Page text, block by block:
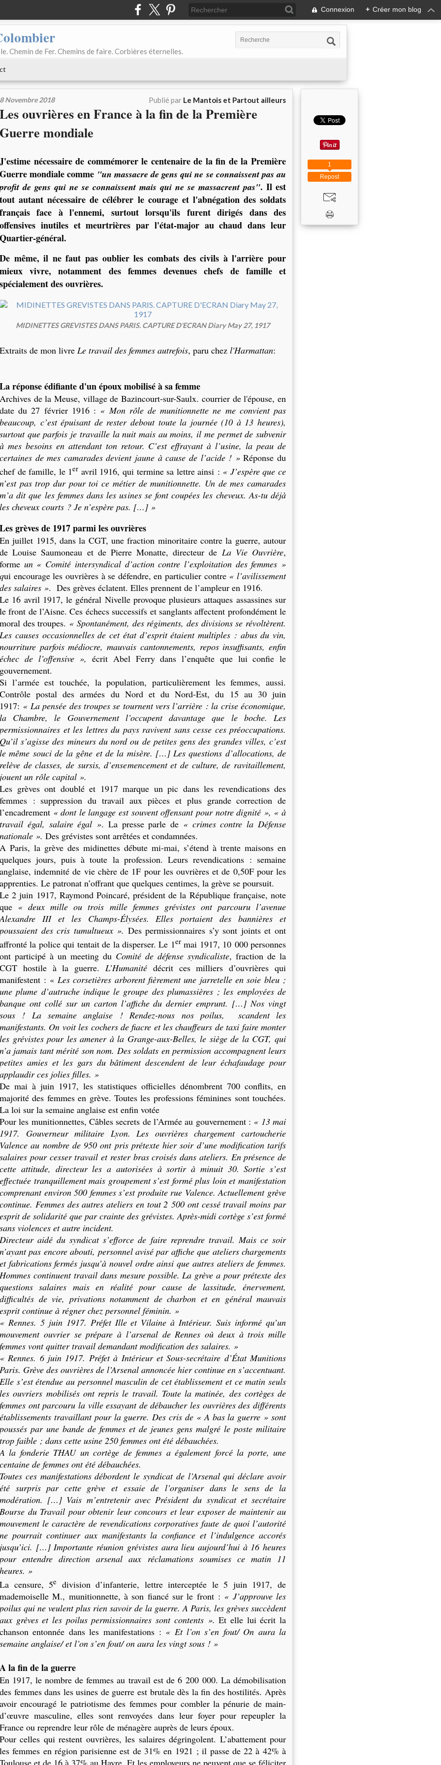
Connexion + Créer mon blog
Chemin de Fer. Chemins de faire. Corbières éternelles.
8 Novembre 2018 Publié par Le Mantois et Partout ailleurs
Les ouvrières en France à la fin de la Première
Guerre mondiale
J'estime nécessaire de commémorer le centenaire de la fin de la Première
Guerre mondiale comme "un massacre de gens qui ne se connaissent pas au
profit de gens qui ne se connaissent mais qui ne se massacrent pas". Il est
tout autant nécessaire de célébrer le courage et l'abnégation des soldats
français face à l'ennemi, surtout lorsqu'ils furent dirigés dans des
offensives inutiles et meurtrières par l'état-major au chaud dans leur
Quartier-général.
De même, il ne faut pas oublier les combats des civils à l'arrière pour
mieux vivre, notamment des femmes devenues chefs de famille et
spécialement des ouvrières.
MIDINETTES GREVISTES DANS PARIS. CAPTURE D'ECRAN Diary May 27, 1917
Extraits de mon livre Le travail des femmes autrefois, paru chez l'Harmattan:
La réponse édifiante d'un époux mobilisé à sa femme
Archives de la Meuse, village de Bazincourt-sur-Saulx. courrier de l'épouse, en
date du 27 février 1916 : « Mon rôle de munitionnette ne me convient pas
beaucoup, c’est épuisant de rester debout toute la journée (10 à 13 heures),
surtout que parfois je travaille la nuit mais au moins, il me permet de subvenir
à mes besoins en attendant ton retour. C’est effrayant à l’usine, la peau de
certaines de mes camarades devient jaune à cause de l’acide ! »Réponse du
chef de famille, le 1er avril 1916, qui termine sa lettre ainsi : « J’espère que ce
n’est pas trop dur pour toi ce métier de munitionnette. Un de mes camarades
m’a dit que les femmes dans les usines se font coupées les cheveux. As-tu déjà
les cheveux courts ? Je n’espère pas. […] »
Les grèves de 1917 parmi les ouvrières
En juillet 1915, dans la CGT, une fraction minoritaire contre la guerre, autour
de Louise Saumoneau et de Pierre Monatte, directeur de La Vie Ouvrière,
forme un « Comité intersyndical d’action contre l’exploitation des femmes »
qui encourage les ouvrières à se défendre, en particulier contre « l’avilissement
des salaires ». Des grèves éclatent. Elles prennent de l’ampleur en 1916.
Le 16 avril 1917, le général Nivelle provoque plusieurs attaques assassines sur
le front de l’Aisne. Ces échecs successifs et sanglants affectent profondément le
moral des troupes. « Spontanément, des régiments, des divisions se révoltèrent.
Les causes occasionnelles de cet état d’esprit étaient multiples : abus du vin,
nourriture parfois médiocre, mauvais cantonnements, repos insuffisants, enfin
échec de l’offensive », écrit Abel Ferry dans l’enquête que lui confie le
gouvernement.
Si l’armée est touchée, la population, particulièrement les femmes, aussi.
Contrôle postal des armées du Nord et du Nord-Est, du 15 au 30 juin
1917: « La pensée des troupes se tournent vers l’arrière : la crise économique,
la Chambre, le Gouvernement l’occupent davantage que le boche. Les
permissionnaires et les lettres du pays ravivent sans cesse ces préoccupations.
Qu’il s’agisse des mineurs du nord ou de petites gens des grandes villes, c’est
le même souci de la gêne et de la misère. […] Les questions d’allocations, de
relève de classes, de sursis, d’ensemencement et de culture, de ravitaillement,
jouent un rôle capital ».
Les grèves ont doublé et 1917 marque un pic dans les revendications des
femmes : suppression du travail aux pièces et plus grande correction de
l’encadrement « dont le langage est souvent offensant pour notre dignité », « à
travail égal, salaire égal ». La presse parle de « crimes contre la Défense
nationale ». Des grévistes sont arrêtées et condamnées.
A Paris, la grève des midinettes débute mi-mai, s’étend à trente maisons en
quelques jours, puis à toute la profession. Leurs revendications : semaine
anglaise, indemnité de vie chère de 1F pour les ouvrières et de 0,50Fpour les
apprenties. Le patronat n’offrant que quelques centimes, la grève se poursuit.
Le 2 juin 1917, Raymond Poincaré, président de la République française, note
que « deux mille ou trois mille femmes grévistes ont parcouru l’avenue
Alexandre III et les Champs-Élysées. Elles portaient des bannières et
poussaient des cris tumultueux ». Des permissionnaires s’y sont joints et ont
affronté la police qui tentait de la disperser. Le 1ermai 1917, 10 000 personnes
ont participé à un meeting du Comité de défense syndicaliste, fraction de la
CGT hostile à la guerre. L’Humanité décrit ces milliers d’ouvrières qui
manifestent : « Les corsetières arborent fièrement une jarretelle en soie bleu ;
une plume d’autruche indique le groupe des plumassières ; les employées de
banque ont collé sur un carton l’affiche du dernier emprunt. […] Nos vingt
sous ! La semaine anglaise ! Rendez-nous nos poilus, scandent les
manifestants. On voit les cochers de fiacre et les chauffeurs de taxi faire monter
les grévistes pour les amener àla Grange-aux-Belles, le siège de la CGT, qui
n’a jamais tant mérité son nom. Des soldats en permission accompagnent leurs
petites amies et les gars du bâtiment descendent de leur échafaudage pour
applaudir ces jolies filles. »
De mai à juin 1917, les statistiques officielles dénombrent 700 conflits, en
majorité des femmes en grève. Toutes les professions féminines sont touchées.
La loi sur la semaine anglaise est enfin votée
Pour les munitionnettes, Câbles secrets de l’Armée au gouvernement : « 13 mai
1917. Gouverneur militaire Lyon. Les ouvrières chargement cartoucherie
Valence au nombre de 950 ont pris prétexte hier soir d’une modification tarifs
salaires pour cesser travail et rester bras croisés dans ateliers. En présence de
cette attitude, directeur les a autorisées à sortir à minuit 30. Sortie s’est
effectuée tranquillement mais groupement s’est formé plus loin et manifestation
comprenant environ 500 femmes s’est produite rue Valence. Actuellement grève
continue. Femmes des autres ateliers en tout 2 500 ont cessé travail moins par
esprit de solidarité que par crainte des grévistes. Après-midi cortège s’est formé
sans violences et autre incident.
Directeur aidé du syndicat s’efforce de faire reprendre travail. Mais ce soir
n’ayant pas encore abouti, personnel avisé par affiche que ateliers chargements
et fabrications fermés jusqu’à nouvel ordre ainsi que autres ateliers de femmes.
Hommes continuent travail dans mesure possible. La grève a pour prétexte des
questions salaires mais en réalité pour cause de lassitude, énervement,
difficultés de vie, privations notamment de charbon et en général mauvais
esprit continue à régner chez personnel féminin. »
« Rennes. 5 juin 1917. Préfet Ille et Vilaine à Intérieur. Suis informé qu’un
mouvement ouvrier se prépare à l’arsenal de Rennes où deux à trois mille
femmes vont quitter travail demandant modification des salaires. »
« Rennes. 6 juin 1917. Préfet à Intérieur et Sous-secrétaire d’État Munitions
Paris. Grève des ouvrières de l’Arsenal annoncée hier continue en s’accentuant.
Elle s’est étendue au personnel masculin de cet établissement et ce matin seuls
les ouvriers mobilisés ont repris le travail. Toute la matinée, des cortèges de
femmes ont parcouru la ville essayant de débaucher les ouvrières des différents
établissements travaillant pour la guerre. Des cris de « A bas la guerre » sont
poussés par une bande de femmes et de jeunes gens malgré le poste militaire
trop faible ; dans cette usine 250 femmes ont été débauchées.
A la fonderie THAU un cortège de femmes a également forcé la porte, une
centaine de femmes ont été débauchées.
Toutes ces manifestations débordent le syndicat de l’Arsenal qui déclare avoir
été surpris par cette grève et essaie de l’organiser dans le sens de la
modération. […] Vais m’entretenir avec Président du syndicat et secrétaire
Bourse du Travail pour obtenir leur concours et leur exposer de maintenir au
mouvement le caractère de revendications corporatives faute de quoi l’autorité
ne pourrait continuer aux manifestants la confiance et l’indulgence accorés
jusqu’ici. […] Importante réunion grévistes aura lieu aujourd’hui à 16 heures
pour entendre direction arsenal aux réclamations soumises ce matin 11
heures. »
La censure, 5e division d’infanterie, lettre interceptée le 5 juin 1917, de
mademoiselle M., munitionnette, à son fiancé sur le front : « J’approuve les
poilus qui ne veulent plus rien savoir de la guerre. A Paris, les grèves succèdent
aux grèves et les poilus permissionnaires sont contents ».Et elle lui écrit la
chanson entonnée dans les manifestations : « Et l’on s’en fout/ On aura la
semaine anglaise/ et l’on s’en fout/ on aura les vingt sous ! »
A la fin de la guerre
En 1917, le nombre de femmes au travail est de 6 200 000. La démobilisation
des femmes dans les usines de guerre est brutale dès la fin des hostilités. Après
avoir encouragé le patriotisme des femmes pour combler la pénurie de main-
d’œuvre masculine, elles sont renvoyées dans leur foyer pour repeupler la
France ou reprendre leur rôle de ménagère auprès de leurs époux.
Pour celles qui restent ouvrières, les salaires dégringolent. L’abattement pour
les femmes en région parisienne est de 31% en 1921 ; il passe de 22 à 42% à
Toulouse et de 16 à 37% au Havre. Et les employeurs ne peuvent que se féliciter
Repost
1